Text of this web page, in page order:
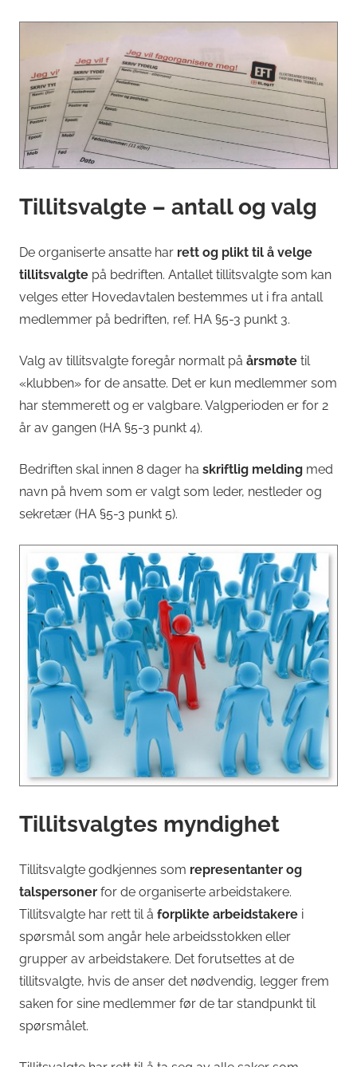
Tillitsvalgte – antall og valg
De organiserte ansatte har rett og plikt til å velge
tillitsvalgte på bedriften. Antallet tillitsvalgte som kan
velges etter Hovedavtalen bestemmes ut i fra antall
medlemmer på bedriften, ref. HA §5-3 punkt 3.
Valg av tillitsvalgte foregår normalt på årsmøte til
«klubben» for de ansatte. Det er kun medlemmer som
har stemmerett og er valgbare. Valgperioden er for 2
år av gangen (HA §5-3 punkt 4).
Bedriften skal innen 8 dager ha skriftlig melding med
navn på hvem som er valgt som leder, nestleder og
sekretær (HA §5-3 punkt 5).
Tillitsvalgtes myndighet
Tillitsvalgte godkjennes som representanter og
talspersoner for de organiserte arbeidstakere.
Tillitsvalgte har rett til å forplikte arbeidstakere i
spørsmål som angår hele arbeidsstokken eller
grupper av arbeidstakere. Det forutsettes at de
tillitsvalgte, hvis de anser det nødvendig, legger frem
saken for sine medlemmer før de tar standpunkt til
spørsmålet.